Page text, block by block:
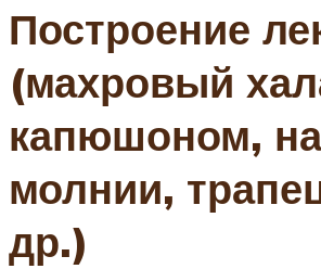
Построение
(махровый
капюшоном, на
молнии,
др.)